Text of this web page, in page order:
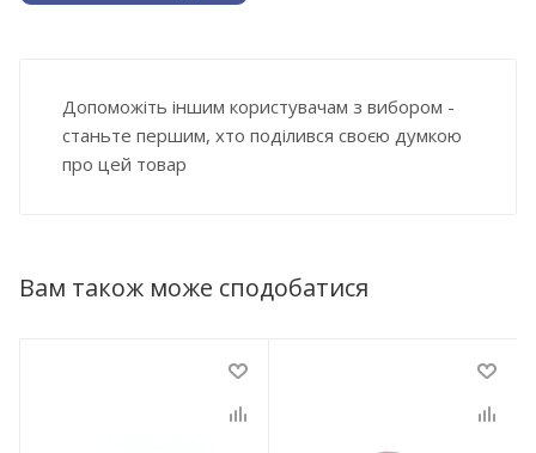
Допоможіть іншим користувачам з вибором -
станьте першим, хто поділився своєю думкою
про цей товар
Вам також може сподобатися